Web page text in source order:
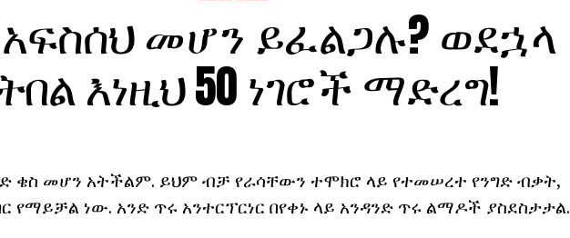
መሆን ይፈልጋሉ? ወደኋላ
እነዚህ 50 ነገሮች ማድረግ!
ቄስ መሆን አትችልም. ይህም ብቻ የራሳቸውን ተሞክሮ ላይ የተመሠረተ የንግድ ብቃት,
የማይቻል ነው. አንድ ጥሩ አንተርፕርነር በየቀኑ ላይ አንዳንድ ጥሩ ልማዶች ያስደስታታል.